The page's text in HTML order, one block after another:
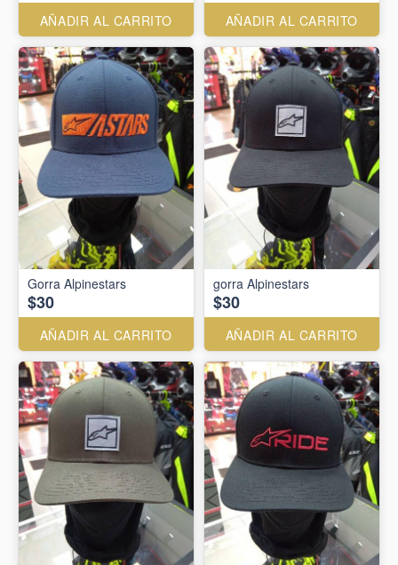
AÑADIR AL CARRITO AÑADIR AL CARRITO
Gorra Alpinestars
$30
AÑADIR AL CARRITO
gorra Alpinestars
$30
AÑADIR AL CARRITO